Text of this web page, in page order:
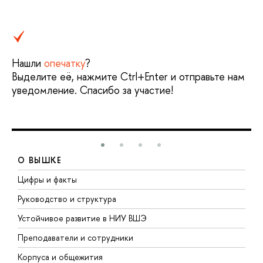
Нашли опечатку?
Выделите её, нажмите Ctrl+Enter и отправьте нам
уведомление. Спасибо за участие!
О ВЫШКЕ
Цифры и факты
Руководство и структура
Устойчивое развитие в НИУ ВШЭ
Преподаватели и сотрудники
Корпуса и общежития